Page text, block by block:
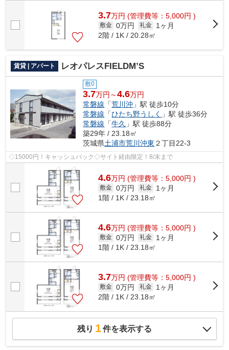
3.7万円 (管理費等：5,000円 )
敷金 0万円 礼金
1ヶ月
2階 / 1K / 20.28㎡
賃貸 | アパート レオパレスFIELDM’S
敷0
3.7万円～4.6万円
常磐線 「荒川沖 」駅 徒歩10分
常磐線 「ひたち野うしく
」駅 徒歩36分
常磐線 「牛久 」駅 徒歩88分
築29年 / 23.18㎡
茨城県土浦市荒川沖東 ２丁目22-3
◇15000円！キャッシュバック◇サイト経由限定！8/末まで
4.6万円 (管理費等：5,000円 )
敷金 0万円 礼金
1ヶ月
1階 / 1K / 23.18㎡
4.6万円 (管理費等：5,000円 )
敷金 0万円 礼金
1ヶ月
1階 / 1K / 23.18㎡
3.7万円 (管理費等：5,000円 )
敷金 0万円 礼金
1ヶ月
2階 / 1K / 23.18㎡
残り 1件を表示する